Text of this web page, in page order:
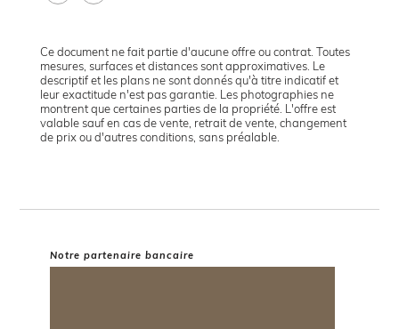
Ce document ne fait partie d'aucune offre ou contrat. Toutes
mesures, surfaces et distances sont approximatives. Le
descriptif et les plans ne sont donnés qu'à titre indicatif et
leur exactitude n'est pas garantie. Les photographies ne
montrent que certaines parties de la propriété. L'offre est
valable sauf en cas de vente, retrait de vente, changement
de prix ou d'autres conditions, sans préalable.
Notre partenaire bancaire